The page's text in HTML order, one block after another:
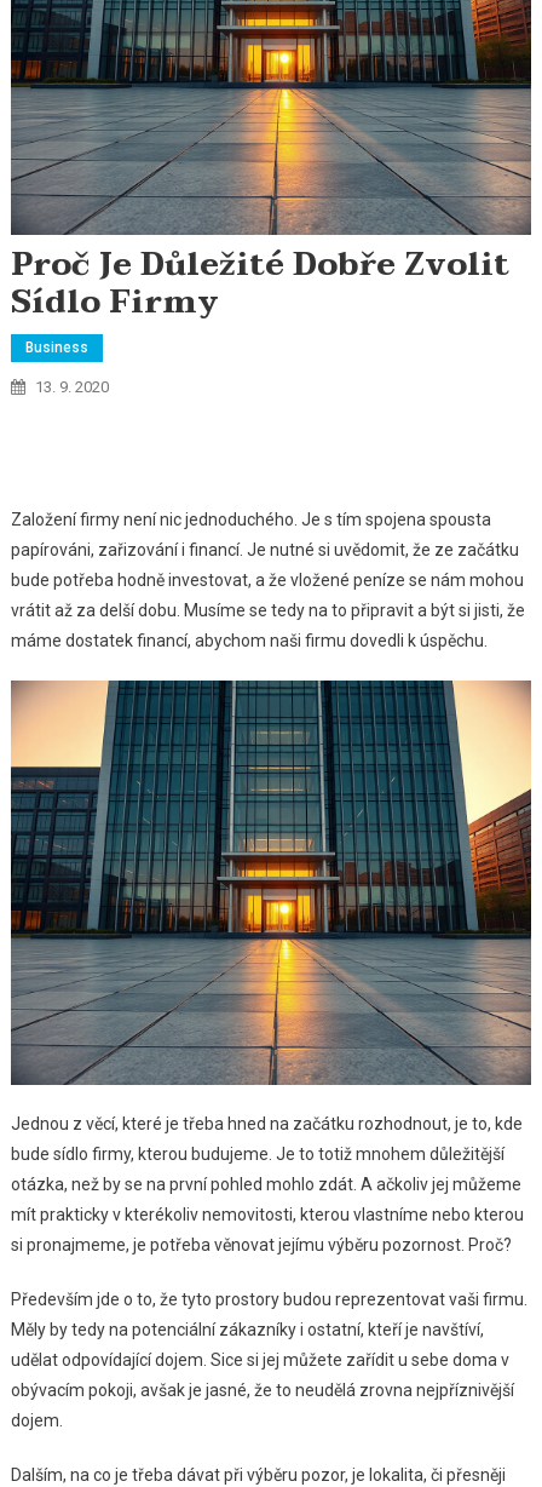
Proč Je Důležité Dobře Zvolit
Sídlo Firmy
Business
13. 9. 2020
Založení firmy není nic jednoduchého. Je s tím spojena spousta
papírováni, zařizování i financí. Je nutné si uvědomit, že ze začátku
bude potřeba hodně investovat, a že vložené peníze se nám mohou
vrátit až za delší dobu. Musíme se tedy na to připravit a být si jisti, že
máme dostatek financí, abychom naši firmu dovedli k úspěchu.
Jednou z věcí, které je třeba hned na začátku rozhodnout, je to, kde
bude sídlo firmy, kterou budujeme. Je to totiž mnohem důležitější
otázka, než by se na první pohled mohlo zdát. A ačkoliv jej můžeme
mít prakticky v kterékoliv nemovitosti, kterou vlastníme nebo kterou
si pronajmeme, je potřeba věnovat jejímu výběru pozornost. Proč?
Především jde o to, že tyto prostory budou reprezentovat vaši firmu.
Měly by tedy na potenciální zákazníky i ostatní, kteří je navštíví,
udělat odpovídající dojem. Sice si jej můžete zařídit u sebe doma v
obývacím pokoji, avšak je jasné, že to neudělá zrovna nejpříznivější
dojem.
Dalším, na co je třeba dávat při výběru pozor, je lokalita, či přesněji